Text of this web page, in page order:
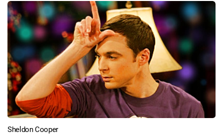
Sheldon Cooper